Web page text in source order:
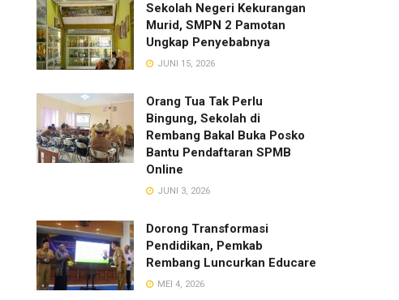
Sekolah Negeri Kekurangan
Murid, SMPN 2 Pamotan
Ungkap Penyebabnya
JUNI 15, 2026
Orang Tua Tak Perlu
Bingung, Sekolah di
Rembang Bakal Buka Posko
Bantu Pendaftaran SPMB
Online
JUNI 3, 2026
Dorong Transformasi
Pendidikan, Pemkab
Rembang Luncurkan Educare
MEI 4, 2026